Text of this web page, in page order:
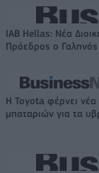
IAB Hellas: Νέα
Πρόεδρος ο Γαληνός
Η Toyota φέρνει νέα
μπαταριών για τα